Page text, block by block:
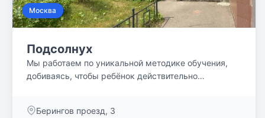
Москва
Подсолнух
Мы работаем по уникальной методике обучения,
добиваясь, чтобы ребёнок действительно
Берингов проезд, 3